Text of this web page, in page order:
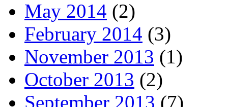
May 2014 (2)
February 2014 (3)
November 2013 (1)
October 2013 (2)
September 2013 (7)